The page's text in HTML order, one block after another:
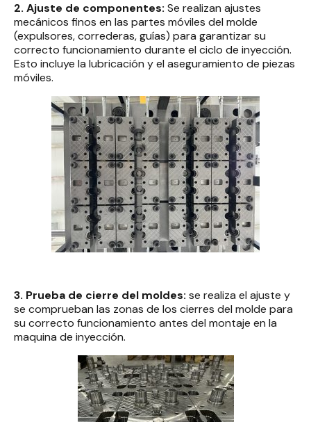
2. Ajuste de componentes: Se realizan ajustes
mecánicos finos en las partes móviles del molde
(expulsores, correderas, guías) para garantizar su
correcto funcionamiento durante el ciclo de inyección.
Esto incluye la lubricación y el aseguramiento de piezas
móviles.
3. Prueba de cierre del moldes: se realiza el ajuste y
se comprueban las zonas de los cierres del molde para
su correcto funcionamiento antes del montaje en la
maquina de inyección.